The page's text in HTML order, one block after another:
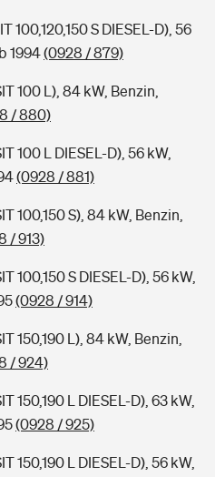
100,120,150 S DIESEL-D), 56
1994(0928 / 879)
100 L), 84 kW, Benzin,
/ 880)
100 L DIESEL-D), 56 kW,
(0928 / 881)
100,150 S), 84 kW, Benzin,
/ 913)
100,150 S DIESEL-D), 56 kW,
(0928 / 914)
150,190 L), 84 kW, Benzin,
/ 924)
150,190 L DIESEL-D), 63 kW,
(0928 / 925)
150,190 L DIESEL-D), 56 kW,